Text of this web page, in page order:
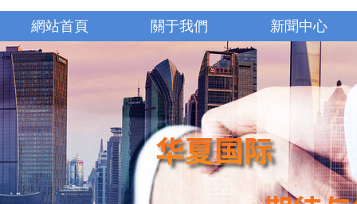
網站首頁 關于我們 新聞中心